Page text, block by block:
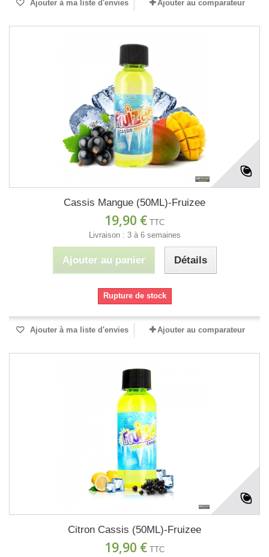
Ajouter à ma liste d'envies Ajouter au comparateur
Cassis Mangue (50ML)-Fruizee
19,90 € TTC
Livraison : 3 à 6 semaines
Ajouter au panier Détails
Rupture de stock
Ajouter à ma liste d'envies Ajouter au comparateur
Citron Cassis (50ML)-Fruizee
19,90 € TTC